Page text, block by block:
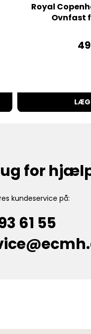
Royal
Ovnfast
LÆG
for
kundeservice på:
61 55